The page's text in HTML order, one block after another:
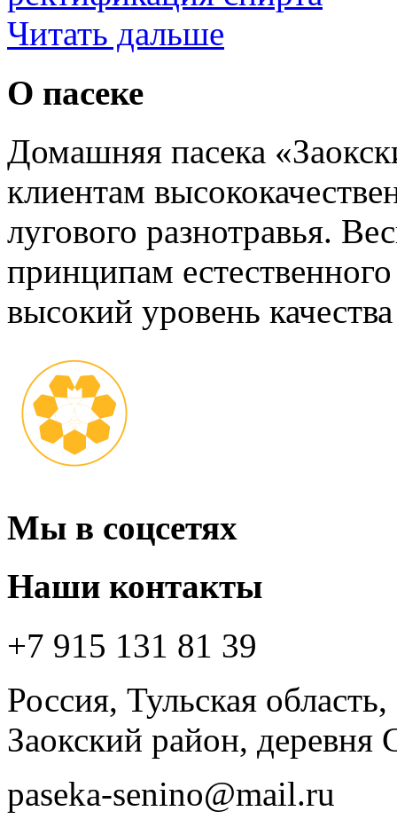
Читать дальше
О пасеке
Домашняя пасека
клиентам
лугового разнотравья.
принципам
высокий уровень
Мы в соцсетях
Наши контакты
+7 915 131 81 39
Россия, Тульская область,
Заокский район, деревня
paseka-senino@mail.ru